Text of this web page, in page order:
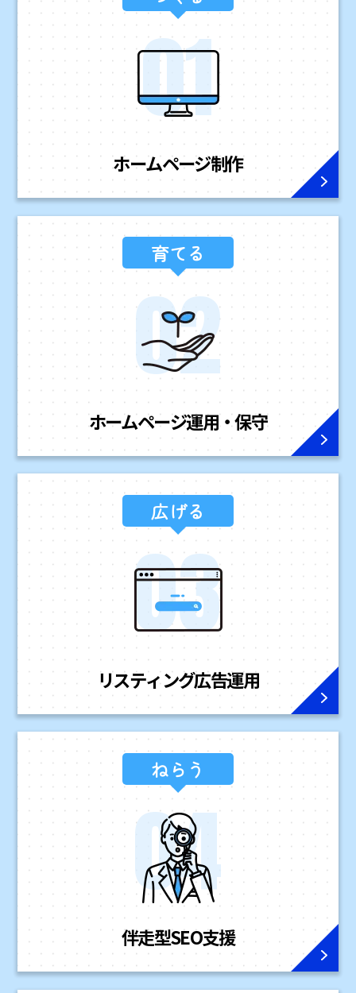
ホームページ制作
育てる
ホームページ運用・保守
広げる
リスティング広告運用
ねらう
伴走型SEO支援